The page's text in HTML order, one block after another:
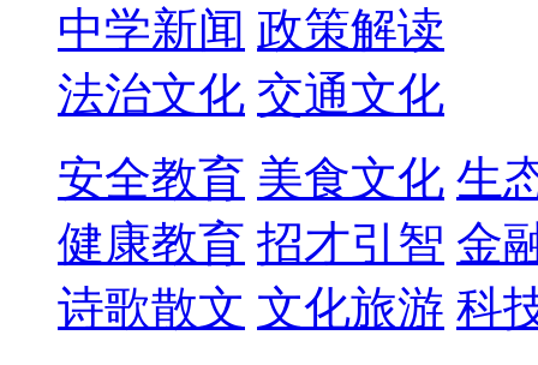
中学新闻 政策解读
法治文化 交通文化
安全教育 美食文化 生
健康教育 招才引智 金
诗歌散文 文化旅游 科